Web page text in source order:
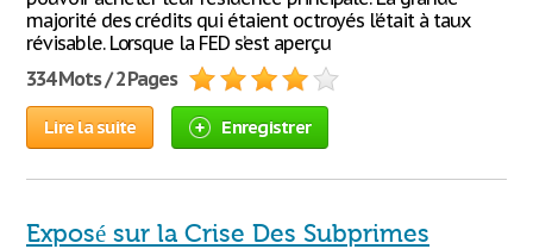
majorité des crédits qui étaient octroyés l’était à taux
révisable. Lorsque la FED s’est aperçu
334 Mots / 2 Pages
Lire la suite Enregistrer
Exposé sur la Crise Des Subprimes